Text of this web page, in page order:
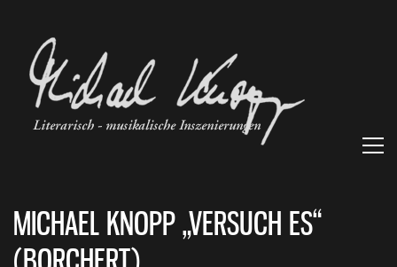
MICHAEL KNOPP „VERSUCH ES“